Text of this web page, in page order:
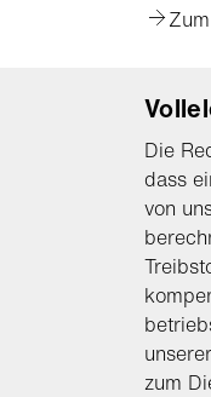
Die
dass
von
zum